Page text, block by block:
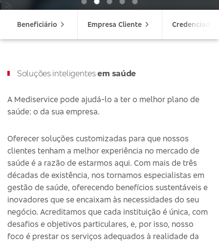
Beneficiário Empresa Cliente Credenciado
Soluções inteligentesem saúde
A Mediservice pode ajudá-lo a ter o melhor plano de
saúde: o da sua empresa.
Oferecer soluções customizadas para que nossos
clientes tenham a melhor experiência no mercado de
saúde é a razão de estarmos aqui. Com mais de três
décadas de existência, nos tornamos especialistas em
gestão de saúde, oferecendo benefícios sustentáveis e
inovadores que se encaixam às necessidades do seu
negócio. Acreditamos que cada instituição é única, com
desafios e objetivos particulares, e, por isso, nosso
foco é prestar os serviços adequados à realidade da